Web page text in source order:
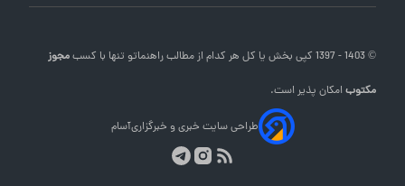
© 1403 - 1397 کپی بخش یا کل هر کدام از مطالب راهنماتو تنها با کسبمجوز
مکتوبامکان پذیر است.
طراحی سایت خبری و خبرگزاریآسام